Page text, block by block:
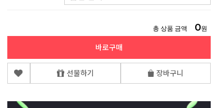
총 상품 금액 0원
바로구매
선물하기 장바구니